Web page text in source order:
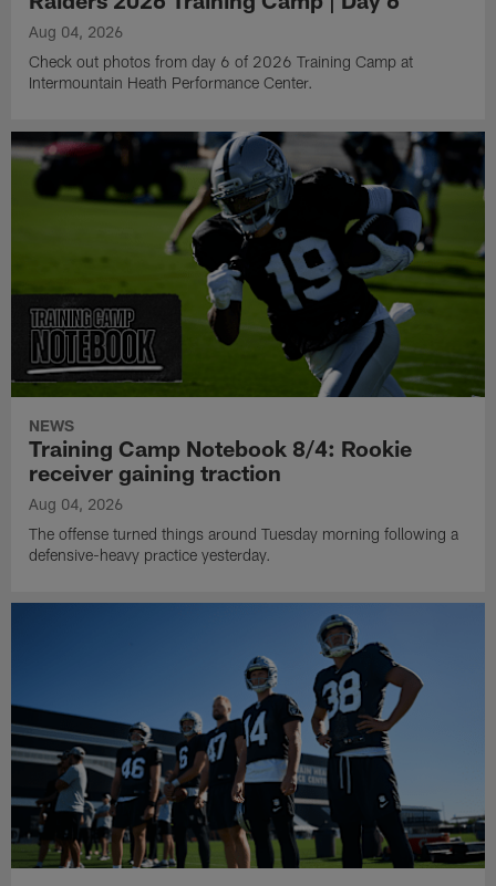
Aug 04, 2026
Check out photos from day 6 of 2026 Training Camp at
Intermountain Heath Performance Center.
NEWS
Training Camp Notebook 8/4: Rookie
receiver gaining traction
Aug 04, 2026
The offense turned things around Tuesday morning following a
defensive-heavy practice yesterday.